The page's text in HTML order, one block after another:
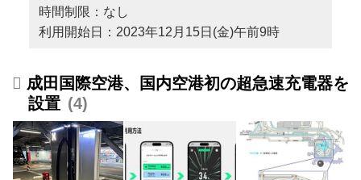
時間制限：なし
利用開始日：2023年12月15日(金)午前9時
成田国際空港、国内空港初の超急速充電器を
設置
4